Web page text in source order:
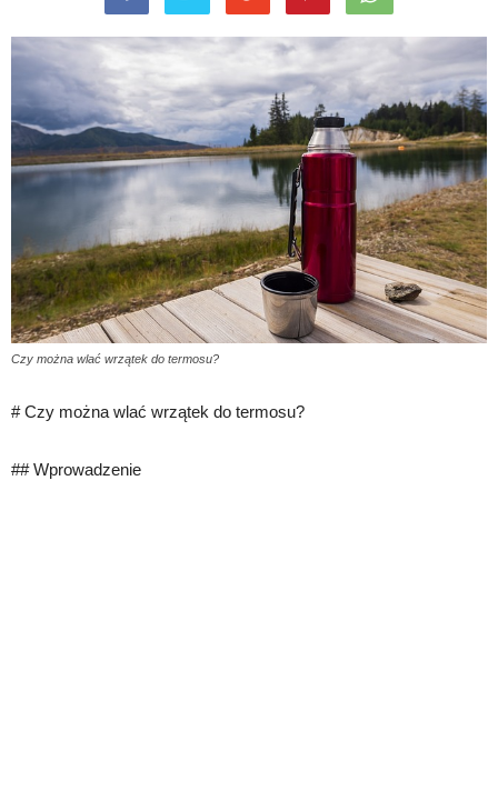
Czy można wlać wrzątek do termosu?
# Czy można wlać wrzątek do termosu?
## Wprowadzenie